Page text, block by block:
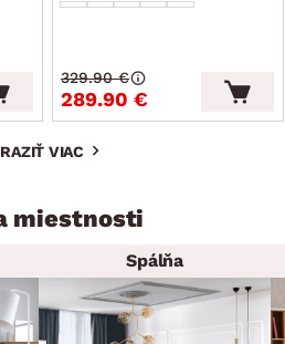
289.90 €
329.90 €
VIAC
miestnosti
Spálňa